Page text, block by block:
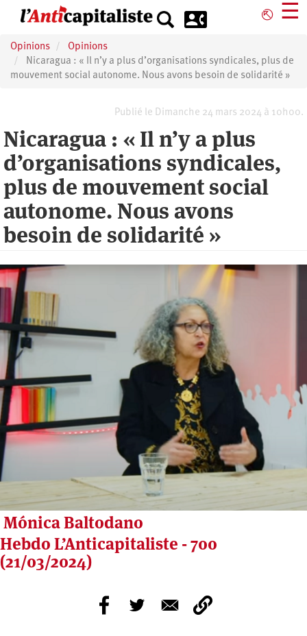
principal
⎋ ☰
Opinions
Opinions
Nicaragua : « Il n’y a plus d’organisations syndicales, plus de
mouvement social autonome. Nous avons besoin de solidarité »
Publié le Dimanche 24 mars 2024 à 10h00.
Nicaragua : « Il n’y a plus
d’organisations syndicales,
plus de mouvement social
autonome. Nous avons
besoin de solidarité »
Mónica Baltodano
Hebdo L’Anticapitaliste - 700
(21/03/2024)